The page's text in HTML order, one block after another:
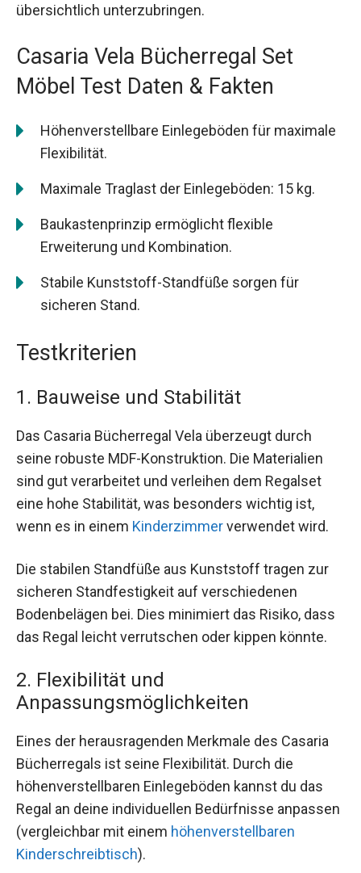
übersichtlich unterzubringen.
Casaria Vela Bücherregal Set
Möbel Test Daten & Fakten
Höhenverstellbare Einlegeböden für maximale
Flexibilität.
Maximale Traglast der Einlegeböden: 15 kg.
Baukastenprinzip ermöglicht flexible
Erweiterung und Kombination.
Stabile Kunststoff-Standfüße sorgen für
sicheren Stand.
Testkriterien
1. Bauweise und Stabilität
Das Casaria Bücherregal Vela überzeugt durch
seine robuste MDF-Konstruktion. Die Materialien
sind gut verarbeitet und verleihen dem Regalset
eine hohe Stabilität, was besonders wichtig ist,
wenn es in einem Kinderzimmerverwendet wird.
Die stabilen Standfüße aus Kunststoff tragen zur
sicheren Standfestigkeit auf verschiedenen
Bodenbelägen bei. Dies minimiert das Risiko, dass
das Regal leicht verrutschen oder kippen könnte.
2. Flexibilität und
Anpassungsmöglichkeiten
Eines der herausragenden Merkmale des Casaria
Bücherregals ist seine Flexibilität. Durch die
höhenverstellbaren Einlegeböden kannst du das
Regal an deine individuellen Bedürfnisse anpassen
(vergleichbar mit einem höhenverstellbaren
Kinderschreibtisch).